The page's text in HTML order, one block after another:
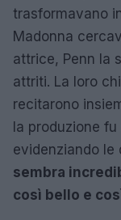
trasformavano
Madonna
attrice, Penn la
attriti. La loro
recitarono
la produzione
evidenziando le
sembra
così bello e